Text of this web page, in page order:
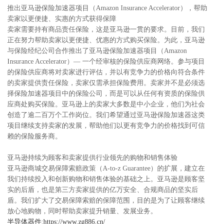
推出亚马逊保险加速器项目（Amazon Insurance Accelerator），帮助
卖家以更便捷、实惠的方式获得保障
卖家需要持有商品责任保险，这是亚马逊一贯的要求。目前，我们
正在努力帮助卖家以更便捷、优惠的方式购买保险。为此，亚马逊
与保险经纪公司合作推出了亚马逊保险加速器项目（Amazon
Insurance Accelerator）— 一个经审核的保险供应商网络。参与项目
的保险供应商将对卖家进行评估，并以有竞争力的价格向符合条件
的卖家提供责任保险，卖家仅需承担保险费用。卖家并不是必须选
择保险加速器项目中的保险公司，而是可以从任何有资质的保险供
应商处购买保险。亚马逊上的卖家大多数是中小企业，他们为社会
创造了逾二百万个工作岗位。我们希望通过亚马逊保险加速器这类
项目继续支持卖家的发展，帮助他们以更有竞争力的价格找到可信
赖的保险服务商。
亚马逊持续为顾客和卖家提供行业领先的购物和销售体验
亚马逊商城交易保障索赔政策（A-to-z Guarantee）的扩展，建立在
我们持续投入和创新购物和销售体验的基础之上。亚马逊是顾客坚
实的后盾，也是第三方卖家提供的亿万安全、合规商品的坚实后
盾。我们扩大了交易保障索赔的保障范围，目的是为了让顾客继续
放心地购物，同时帮助卖家提升销量、发展业务。
半导体器件:https://www.zg886.cn/